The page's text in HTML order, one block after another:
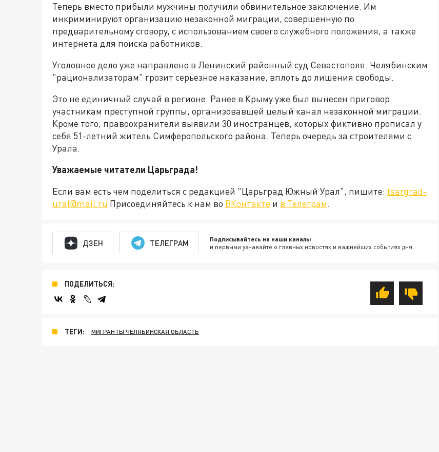
Теперь вместо прибыли мужчины получили обвинительное заключение. Им
инкриминируют организацию незаконной миграции, совершенную по
предварительному сговору, с использованием своего служебного положения, а также
интернета для поиска работников.
Уголовное дело уже направлено в Ленинский районный суд Севастополя. Челябинским
"рационализаторам" грозит серьезное наказание, вплоть до лишения свободы.
Это не единичный случай в регионе. Ранее в Крыму уже был вынесен приговор
участникам преступной группы, организовавшей целый канал незаконной миграции.
Кроме того, правоохранители выявили 30 иностранцев, которых фиктивно прописал у
себя 51-летний житель Симферопольского района. Теперь очередь за строителями с
Урала.
Уважаемые читатели Царьграда!
Если вам есть чем поделиться с редакцией "Царьград Южный Урал", пишите: tsargrad-
ural@mail.ru Присоединяйтесь к нам во ВКонтакте и в Телеграм.
ДЗЕН ТЕЛЕГРАМ Подписывайтесь на наши каналы
и первыми узнавайте о главных новостях и важнейших событиях дня.
ПОДЕЛИТЬСЯ:
ТЕГИ: МИГРАНТЫ ЧЕЛЯБИНСКАЯ ОБЛАСТЬ